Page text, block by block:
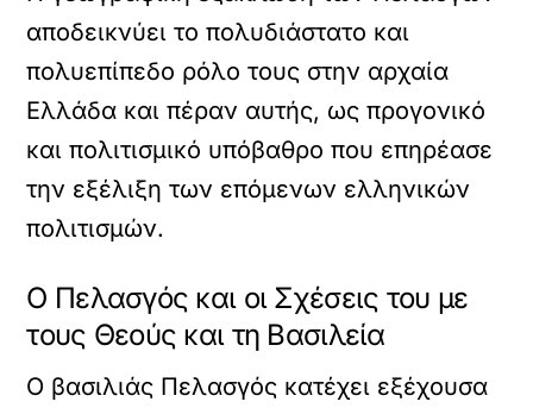
αποδεικνύει το πολυδιάστατο και
πολυεπίπεδο ρόλο τους στην αρχαία
Ελλάδα και πέραν αυτής, ως προγονικό
και πολιτισμικό υπόβαθρο που επηρέασε
την εξέλιξη των επόμενων ελληνικών
πολιτισμών.
Ο Πελασγός και οι Σχέσεις του με
τους Θεούς και τη Βασιλεία
Ο βασιλιάς Πελασγός κατέχει εξέχουσα